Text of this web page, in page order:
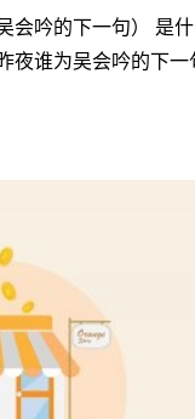
会吟的下一句） 是
夜谁为吴会吟的下